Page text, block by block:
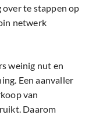
te stappen op
netwerk
weinig nut en
Een aanvaller
van
Daarom